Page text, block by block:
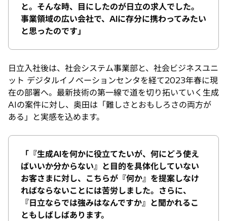
と。そんな時、目にしたのが日立の求人でした。
事業領域の広い会社で、AIに存分に携わってみたい
と思ったのです」
日立入社後は、社会システム事業部と、社会ビジネスユニ
ット デジタルイノベーションセンタを経て2023年春に現
在の部署へ。最新技術の第一線で道を切り拓いていく生成
AIの案件に対し、奥田は「難しさとおもしろさの両方が
ある」と実感を込めます。
「『生成AIを何かに役立てたいが、何にどう使え
ばいいか分からない』と目的を具体化していない
お客さまに対し、こちらが『何か』を提案しなけ
ればならないことには苦労しました。さらに、
『日立ならでは強みはなんですか』と聞かれるこ
ともしばしばあります。